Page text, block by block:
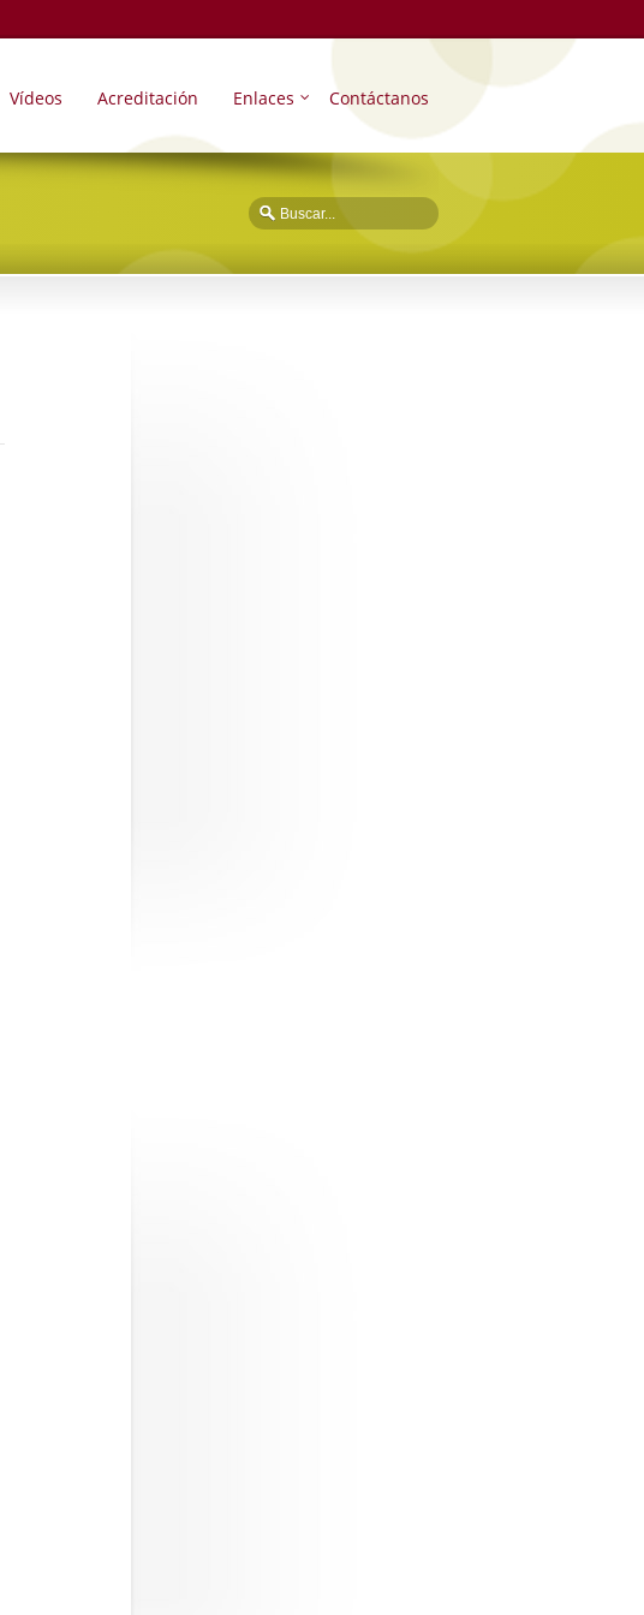
Vídeos Acreditación Enlaces Contáctanos